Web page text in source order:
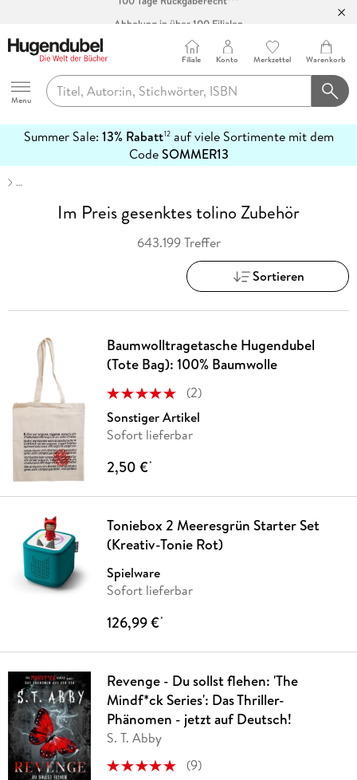
Abholung in über 100 Filialen
Hugendubel
Menu
Filiale Konto Merkzettel Warenkorb
Summer Sale: 13% Rabatt12auf viele Sortimente mit dem
CodeSOMMER13
erfahren
…
Im Preis gesenktes tolino Zubehör
643.199 Treffer
Sortieren
Baumwolltragetasche Hugendubel
(Tote Bag): 100% Baumwolle
(2)
Sonstiger Artikel
Sofort lieferbar
2,50 €*
Toniebox 2 Meeresgrün Starter Set
(Kreativ-Tonie Rot)
Spielware
Sofort lieferbar
126,99 €*
Revenge - Du sollst flehen: 'The
Mindf*ck Series': Das Thriller-
Phänomen - jetzt auf Deutsch!
S. T. Abby
(9)